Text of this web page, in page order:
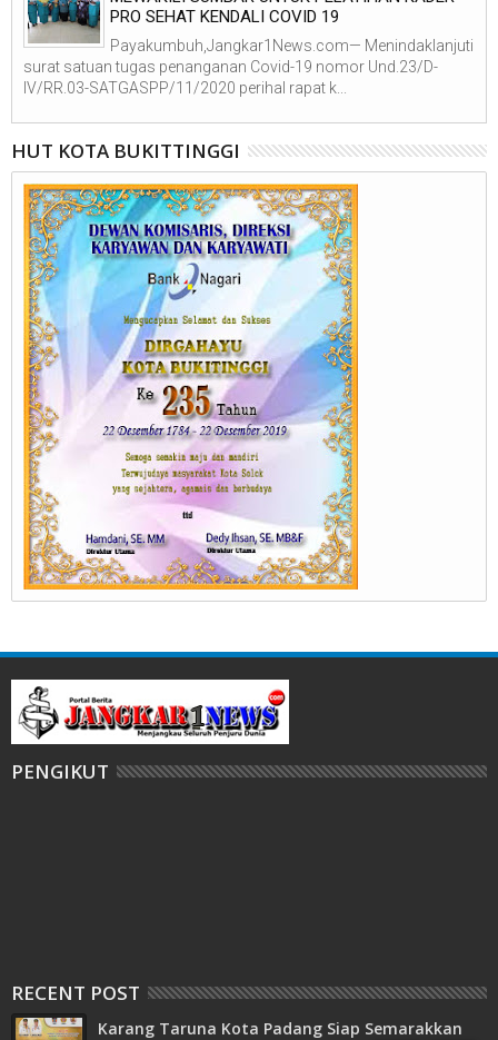
PRO SEHAT KENDALI COVID 19
Payakumbuh,Jangkar1News.com— Menindaklanjuti
surat satuan tugas penanganan Covid-19 nomor Und.23/D-
IV/RR.03-SATGASPP/11/2020 perihal rapat k...
HUT KOTA BUKITTINGGI
PENGIKUT
RECENT POST
Karang Taruna Kota Padang Siap Semarakkan